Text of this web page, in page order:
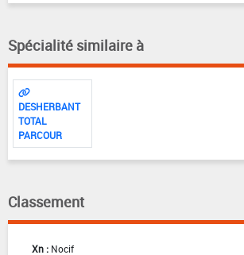
Spécialité similaire à
DESHERBANT
TOTAL
PARCOUR
Classement
Xn : Nocif